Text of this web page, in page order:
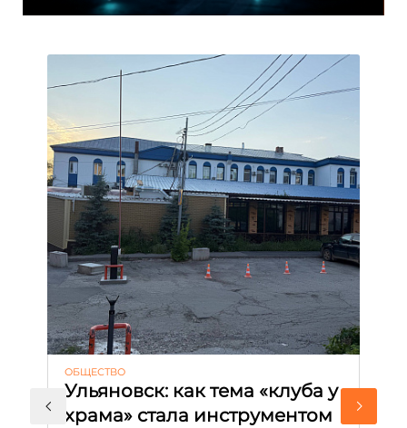
ОБЩЕСТВО
Ульяновск: как тема «клуба у
храма» стала инструментом